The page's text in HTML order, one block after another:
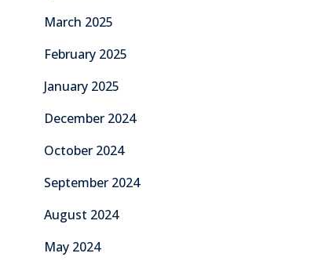
March 2025
February 2025
January 2025
December 2024
October 2024
September 2024
August 2024
May 2024